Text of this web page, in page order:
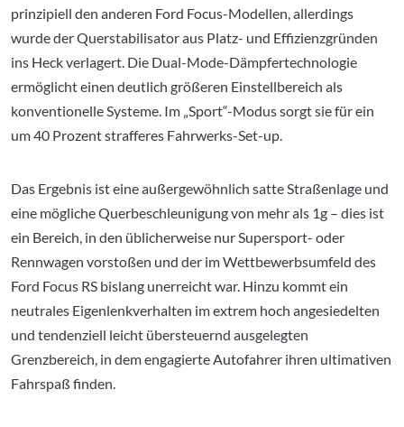
prinzipiell den anderen Ford Focus-Modellen, allerdings
wurde der Querstabilisator aus Platz- und Effizienzgründen
ins Heck verlagert. Die Dual-Mode-Dämpfertechnologie
ermöglicht einen deutlich größeren Einstellbereich als
konventionelle Systeme. Im „Sport“-Modus sorgt sie für ein
um 40 Prozent strafferes Fahrwerks-Set-up.
Das Ergebnis ist eine außergewöhnlich satte Straßenlage und
eine mögliche Querbeschleunigung von mehr als 1g – dies ist
ein Bereich, in den üblicherweise nur Supersport- oder
Rennwagen vorstoßen und der im Wettbewerbsumfeld des
Ford Focus RS bislang unerreicht war. Hinzu kommt ein
neutrales Eigenlenkverhalten im extrem hoch angesiedelten
und tendenziell leicht übersteuernd ausgelegten
Grenzbereich, in dem engagierte Autofahrer ihren ultimativen
Fahrspaß finden.